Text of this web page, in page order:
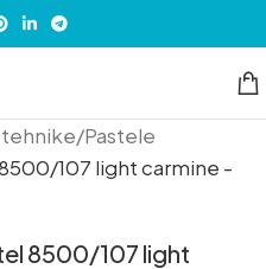
/Pastele
8500/107 light